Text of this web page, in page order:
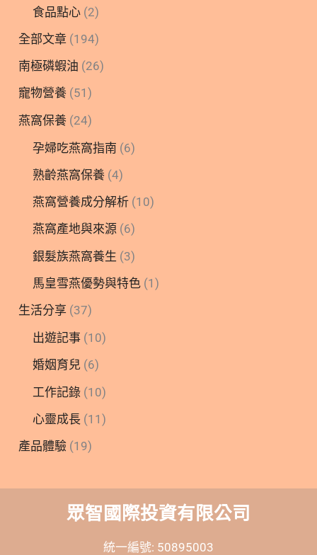
食品點心 (2)
全部文章 (194)
南極磷蝦油 (26)
寵物營養 (51)
燕窩保養 (24)
孕婦吃燕窩指南 (6)
熟齡燕窩保養 (4)
燕窩營養成分解析 (10)
燕窩產地與來源 (6)
銀髮族燕窩養生 (3)
馬皇雪燕優勢與特色 (1)
生活分享 (37)
出遊記事 (10)
婚姻育兒 (6)
工作記錄 (10)
心靈成長 (11)
產品體驗 (19)
眾智國際投資有限公司
統一編號: 50895003